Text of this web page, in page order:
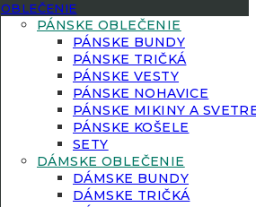
OBLEČENIE
PÁNSKE OBLEČENIE
PÁNSKE BUNDY
PÁNSKE TRIČKÁ
PÁNSKE VESTY
PÁNSKE NOHAVICE
PÁNSKE MIKINY A
PÁNSKE KOŠELE
SETY
DÁMSKE OBLEČENIE
DÁMSKE BUNDY
DÁMSKE TRIČKÁ